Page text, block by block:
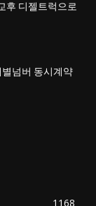
후 디젤트럭으로
넘버 동시계약
1168